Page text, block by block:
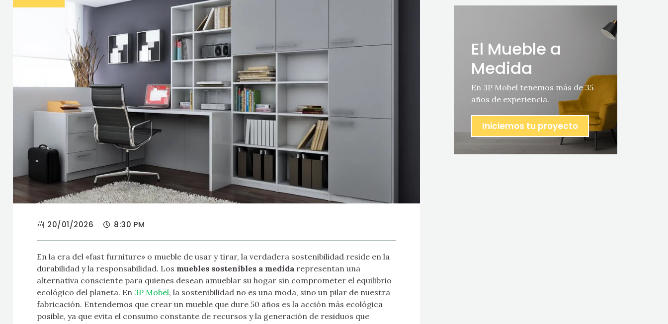
20/01/2026 8:30 PM
En la era del «fast furniture» o mueble de usar y tirar, la verdadera sostenibilidad reside en la
durabilidad y la responsabilidad. Los muebles sostenibles a medida representan una
alternativa consciente para quienes desean amueblar su hogar sin comprometer el equilibrio
ecológico del planeta. En 3P Mobel, la sostenibilidad no es una moda, sino un pilar de nuestra
fabricación. Entendemos que crear un mueble que dure 50 años es la acción más ecológica
posible, ya que evita el consumo constante de recursos y la generación de residuos que
El Mueble a
Medida
En 3P Mobel tenemos más de 35
años de experiencia.
Iniciemos tu proyecto